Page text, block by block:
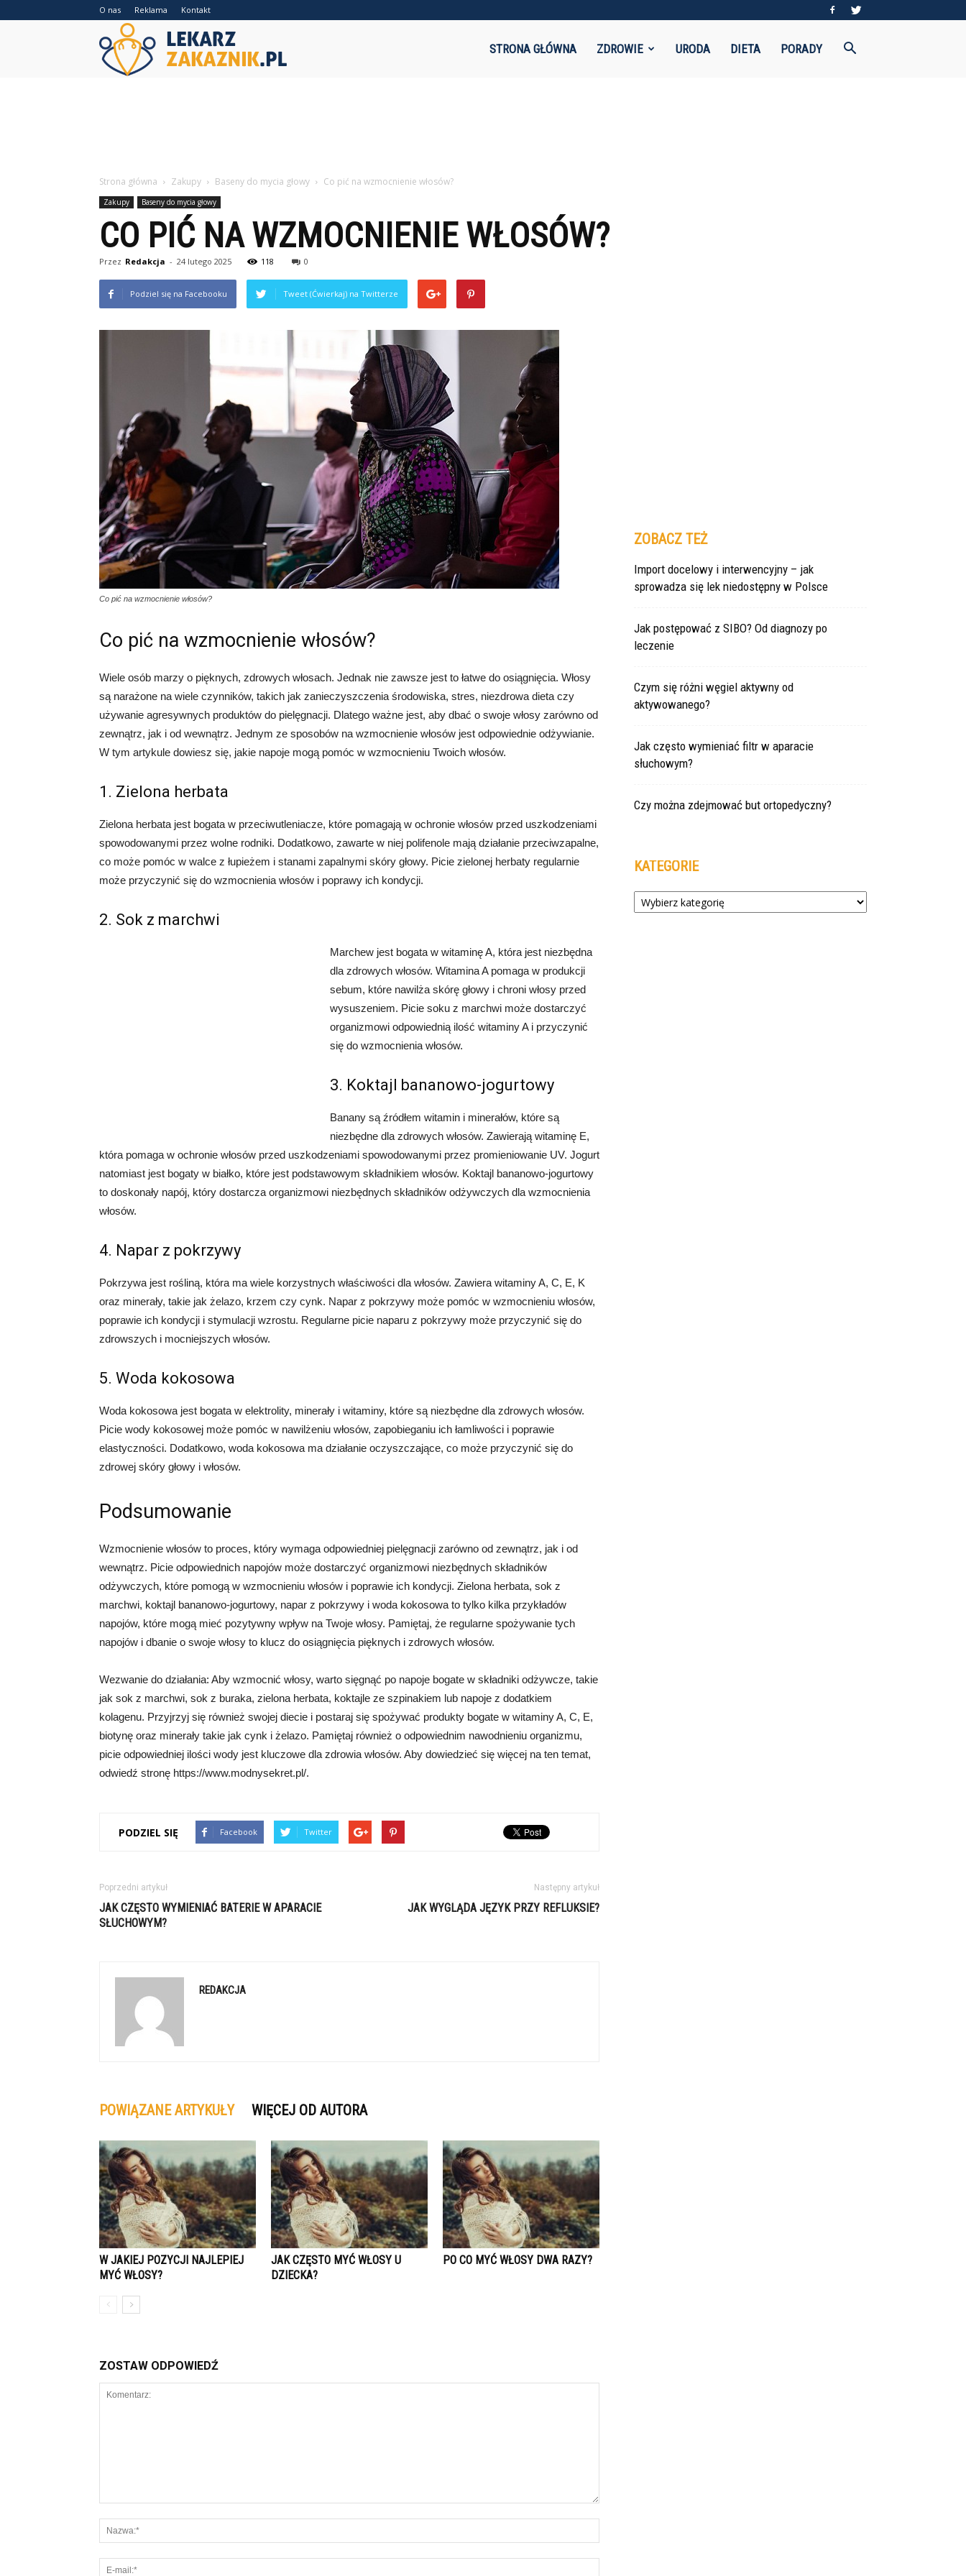
O nas Reklama Kontakt
STRONA GŁÓWNA ZDROWIE URODA DIETA PORADY
Strona główna Zakupy Baseny do mycia głowy Co pić na wzmocnienie włosów?
Zakupy Baseny do mycia głowy
CO PIĆ NA WZMOCNIENIE WŁOSÓW?
Przez Redakcja - 24 lutego 2025 118 0
Podziel się na Facebooku Tweet (Ćwierkaj) na Twitterze
Co pić na wzmocnienie włosów?
Co pić na wzmocnienie włosów?
Wiele osób marzy o pięknych, zdrowych włosach. Jednak nie zawsze jest to łatwe do osiągnięcia. Włosy
są narażone na wiele czynników, takich jak zanieczyszczenia środowiska, stres, niezdrowa dieta czy
używanie agresywnych produktów do pielęgnacji. Dlatego ważne jest, aby dbać o swoje włosy zarówno od
zewnątrz, jak i od wewnątrz. Jednym ze sposobów na wzmocnienie włosów jest odpowiednie odżywianie.
W tym artykule dowiesz się, jakie napoje mogą pomóc w wzmocnieniu Twoich włosów.
1. Zielona herbata
Zielona herbata jest bogata w przeciwutleniacze, które pomagają w ochronie włosów przed uszkodzeniami
spowodowanymi przez wolne rodniki. Dodatkowo, zawarte w niej polifenole mają działanie przeciwzapalne,
co może pomóc w walce z łupieżem i stanami zapalnymi skóry głowy. Picie zielonej herbaty regularnie
może przyczynić się do wzmocnienia włosów i poprawy ich kondycji.
2. Sok z marchwi
Marchew jest bogata w witaminę A, która jest niezbędna
dla zdrowych włosów. Witamina A pomaga w produkcji
sebum, które nawilża skórę głowy i chroni włosy przed
wysuszeniem. Picie soku z marchwi może dostarczyć
organizmowi odpowiednią ilość witaminy A i przyczynić
się do wzmocnienia włosów.
3. Koktajl bananowo-jogurtowy
Banany są źródłem witamin i minerałów, które są
niezbędne dla zdrowych włosów. Zawierają witaminę E,
która pomaga w ochronie włosów przed uszkodzeniami spowodowanymi przez promieniowanie UV. Jogurt
natomiast jest bogaty w białko, które jest podstawowym składnikiem włosów. Koktajl bananowo-jogurtowy
to doskonały napój, który dostarcza organizmowi niezbędnych składników odżywczych dla wzmocnienia
włosów.
4. Napar z pokrzywy
Pokrzywa jest rośliną, która ma wiele korzystnych właściwości dla włosów. Zawiera witaminy A, C, E, K
oraz minerały, takie jak żelazo, krzem czy cynk. Napar z pokrzywy może pomóc w wzmocnieniu włosów,
poprawie ich kondycji i stymulacji wzrostu. Regularne picie naparu z pokrzywy może przyczynić się do
zdrowszych i mocniejszych włosów.
5. Woda kokosowa
Woda kokosowa jest bogata w elektrolity, minerały i witaminy, które są niezbędne dla zdrowych włosów.
Picie wody kokosowej może pomóc w nawilżeniu włosów, zapobieganiu ich łamliwości i poprawie
elastyczności. Dodatkowo, woda kokosowa ma działanie oczyszczające, co może przyczynić się do
zdrowej skóry głowy i włosów.
Podsumowanie
Wzmocnienie włosów to proces, który wymaga odpowiedniej pielęgnacji zarówno od zewnątrz, jak i od
wewnątrz. Picie odpowiednich napojów może dostarczyć organizmowi niezbędnych składników
odżywczych, które pomogą w wzmocnieniu włosów i poprawie ich kondycji. Zielona herbata, sok z
marchwi, koktajl bananowo-jogurtowy, napar z pokrzywy i woda kokosowa to tylko kilka przykładów
napojów, które mogą mieć pozytywny wpływ na Twoje włosy. Pamiętaj, że regularne spożywanie tych
napojów i dbanie o swoje włosy to klucz do osiągnięcia pięknych i zdrowych włosów.
Wezwanie do działania: Aby wzmocnić włosy, warto sięgnąć po napoje bogate w składniki odżywcze, takie
jak sok z marchwi, sok z buraka, zielona herbata, koktajle ze szpinakiem lub napoje z dodatkiem
kolagenu. Przyjrzyj się również swojej diecie i postaraj się spożywać produkty bogate w witaminy A, C, E,
biotynę oraz minerały takie jak cynk i żelazo. Pamiętaj również o odpowiednim nawodnieniu organizmu,
picie odpowiedniej ilości wody jest kluczowe dla zdrowia włosów. Aby dowiedzieć się więcej na ten temat,
odwiedź stronę https://www.modnysekret.pl/.
PODZIEL SIĘ Facebook Twitter
Poprzedni artykuł
JAK CZĘSTO WYMIENIAĆ BATERIE W APARACIE
SŁUCHOWYM?
Następny artykuł
JAK WYGLĄDA JĘZYK PRZY REFLUKSIE?
REDAKCJA
POWIĄZANE ARTYKUŁY WIĘCEJ OD AUTORA
W JAKIEJ POZYCJI NAJLEPIEJ
MYĆ WŁOSY?
JAK CZĘSTO MYĆ WŁOSY U
DZIECKA?
PO CO MYĆ WŁOSY DWA RAZY?
ZOSTAW ODPOWIEDŹ
ZOBACZ TEŻ
Import docelowy i interwencyjny – jak
sprowadza się lek niedostępny w Polsce
Jak postępować z SIBO? Od diagnozy po
leczenie
Czym się różni węgiel aktywny od
aktywowanego?
Jak często wymieniać filtr w aparacie
słuchowym?
Czy można zdejmować but ortopedyczny?
KATEGORIE
Kategorie